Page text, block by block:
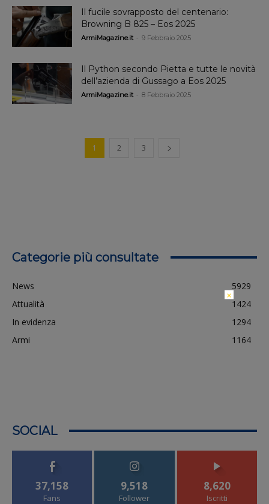
Il fucile sovrapposto del centenario:
Browning B 825 – Eos 2025
ArmiMagazine.it 9 Febbraio 2025
Il Python secondo Pietta e tutte le novità
dell’azienda di Gussago a Eos 2025
ArmiMagazine.it 8 Febbraio 2025
1 2 3
Categorie più consultate
News
5929
Attualità
1424
In evidenza
1294
Armi
1164
SOCIAL
37,158
Fans
9,518
Follower
8,620
Iscritti
×